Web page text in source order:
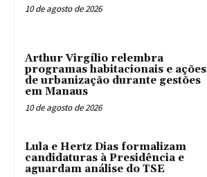
10 de agosto de 2026
Arthur Virgílio relembra
programas habitacionais e ações
de urbanização durante gestões
em Manaus
10 de agosto de 2026
Lula e Hertz Dias formalizam
candidaturas à Presidência e
aguardam análise do TSE